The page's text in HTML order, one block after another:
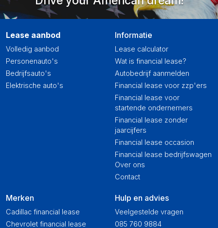
Lease aanbod
Volledig aanbod
Personenauto's
Bedrijfsauto's
Elektrische auto's
Merken
Cadillac financial lease
Chevrolet financial lease
Informatie
Lease calculator
Wat is financial lease?
Autobedrijf aanmelden
Financial lease voor zzp'ers
Financial lease voor
startende ondernemers
Financial lease zonder
jaarcijfers
Financial lease occasion
Financial lease bedrijfswagen
Over ons
Contact
Hulp en advies
Veelgestelde vragen
085 760 9884